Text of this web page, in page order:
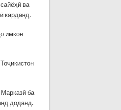
ва
карданд.
имкон
ба
доданд.